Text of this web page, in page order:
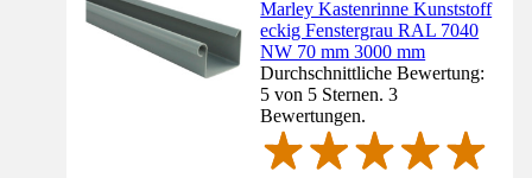
Marley Kastenrinne Kunststoff
eckig Fenstergrau RAL 7040
NW 70 mm 3000 mm
Durchschnittliche Bewertung:
5 von 5 Sternen. 3
Bewertungen.